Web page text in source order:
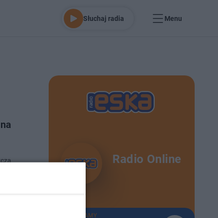
Słuchaj radia Menu
Radio Online
TERAZ GRAMY